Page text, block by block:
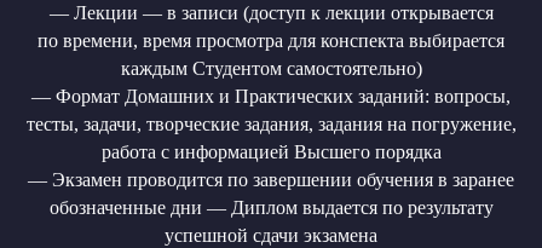
— Лекции — в записи (доступ к лекции открывается
по времени, время просмотра для конспекта выбирается
каждым Студентом самостоятельно)
— Формат Домашних и Практических заданий: вопросы,
тесты, задачи, творческие задания, задания на погружение,
работа с информацией Высшего порядка
— Экзамен проводится по завершении обучения в заранее
обозначенные дни — Диплом выдается по результату
успешной сдачи экзамена